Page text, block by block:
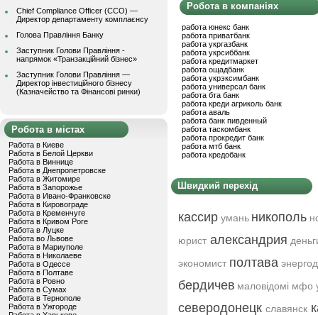
Chief Compliance Officer (CCO) —
Директор департаменту комплаєнсу
Голова Правління Банку
Заступник Голови Правління -
напрямок «Транзакційний бізнес»
Заступник Голови Правління —
Директор інвестиційного бізнесу
(Казначейство та Фінансові ринки)
Робота в містах
Работа в Киеве
Работа в Белой Церкви
Работа в Виннице
Работа в Днепропетровске
Работа в Житомире
Работа в Запорожье
Работа в Ивано-Франковске
Работа в Кировограде
Работа в Кременчуге
Работа в Кривом Роге
Работа в Луцке
Работа во Львове
Работа в Мариуполе
Работа в Николаеве
Работа в Одессе
Работа в Полтаве
Работа в Ровно
Работа в Сумах
Работа в Тернополе
Работа в Ужгороде
Робота в компаніях
работа юнекс банк
работа приватбанк
работа укргазбанк
работа укрсиббанк
работа кредитмаркет
работа ощадбанк
работа укрэксимбанк
работа универсал банк
работа бта банк
работа креди агриколь банк
работа аваль
работа банк пивденный
работа таскомбанк
работа прокредит банк
работа мтб банк
работа кредобанк
Швидкий перехід
кассир умань никополь
юрист александрия
экономист полтава
бердичев маловідомі мфо
северодонецк славянск